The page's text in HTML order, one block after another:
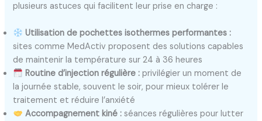
plusieurs astuces qui facilitent leur prise en charge :
Utilisation de pochettes isothermes performantes :
sites comme MedActiv proposent des solutions capables
de maintenir la température sur 24 à 36 heures
Routine d’injection régulière : privilégier un moment de
la journée stable, souvent le soir, pour mieux tolérer le
traitement et réduire l’anxiété
Accompagnement kiné : séances régulières pour lutter